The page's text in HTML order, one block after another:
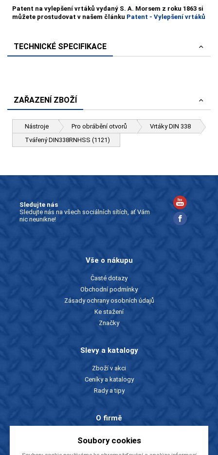
Patent na vylepšení vrtáků vydaný S. A. Morsem z roku 1863 si
můžete prostudovat v našem článku Patent - Vylepšení vrtáků
TECHNICKÉ SPECIFIKACE
ZAŘAZENÍ ZBOŽÍ
Nástroje Pro obrábění otvorů
Vrtáky DIN 338
Tvářený DIN338RNHSS (1121)
Sledujte nás
Sledujte nás na všech sociálních sítích, ať Vám
nic neunikne!
Vše o nákupu
Časté dotazy
Obchodní podmínky
Zásady ochrany osobních údajů
Ke stažení
Značky
Slevy a katalogy
Zboží v akci
Ceníky a katalogy
Rady a tipy
O firmě
Kontakty
Soubory cookies